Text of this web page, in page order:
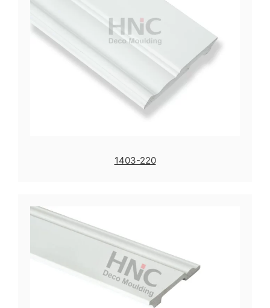
1403-220